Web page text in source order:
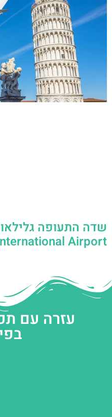
Airport)
עזרה עם